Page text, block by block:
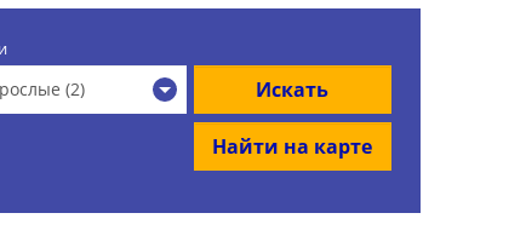
(2) Искать
Найти на карте